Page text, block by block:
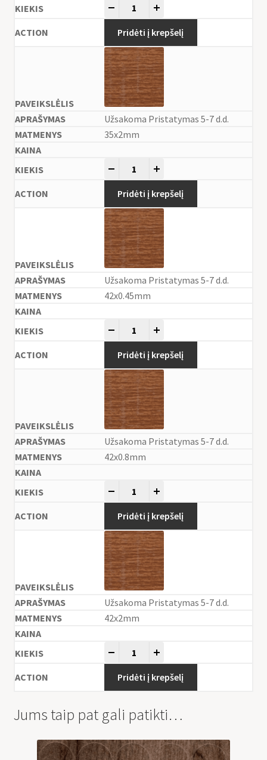
Pridėti į krepšelį
Užsakoma Pristatymas 5-7 d.d.
35x2mm
Pridėti į krepšelį
Užsakoma Pristatymas 5-7 d.d.
42x0.45mm
Pridėti į krepšelį
Užsakoma Pristatymas 5-7 d.d.
42x0.8mm
Pridėti į krepšelį
Užsakoma Pristatymas 5-7 d.d.
42x2mm
Pridėti į krepšelį
Jums taip pat gali patikti…